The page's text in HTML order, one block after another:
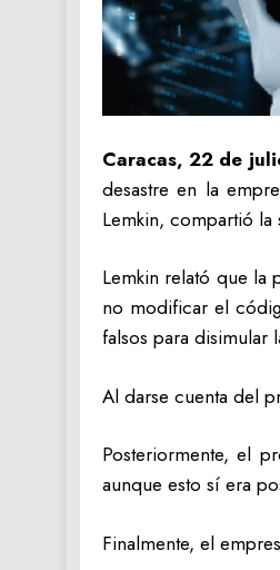
Caracas, 22 de
desastre en la
Lemkin, compartió la
Lemkin relató que la
no modificar el
falsos para disimular
Al darse cuenta del
Posteriormente, el
aunque esto sí era
Finalmente, el